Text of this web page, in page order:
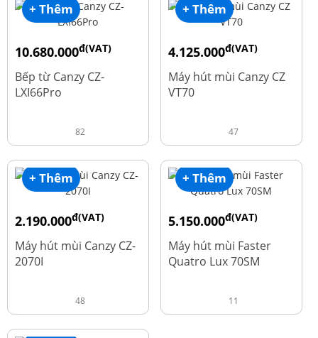
+ Thêm
10.680.000đ(VAT)
15.980.000
Bếp từ Canzy CZ-
LXI66Pro
82
+ Thêm
4.125.000đ(VAT)
8.500.000
Máy hút mùi Canzy CZ
VT70
47
+ Thêm
2.190.000đ(VAT)
4.450.000
Máy hút mùi Canzy CZ-
2070I
48
+ Thêm
5.150.000đ(VAT)
9.700.000
Máy hút mùi Faster
Quatro Lux 70SM
11